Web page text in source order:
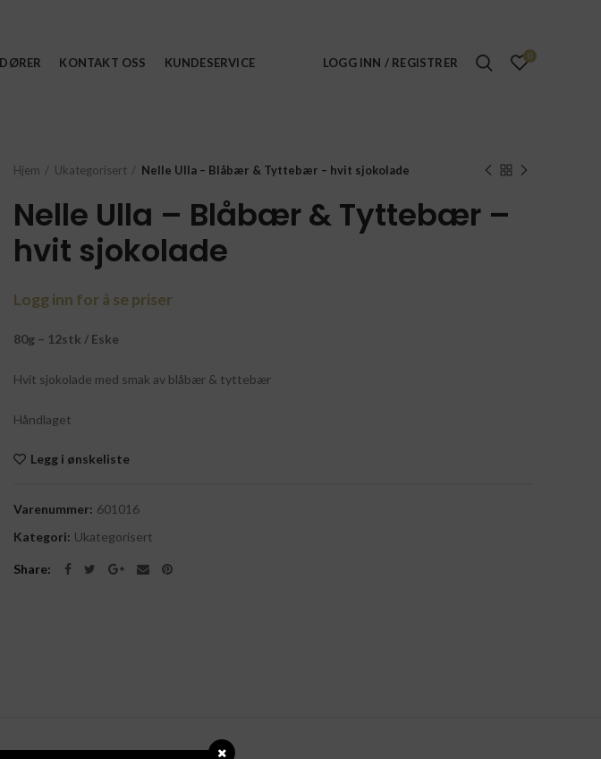
KONTAKT OSS KUNDESERVICE LOGG INN / REGISTRER 0
Hjem Ukategorisert Nelle Ulla – Blåbær & Tyttebær – hvit sjokolade
Nelle Ulla – Blåbær & Tyttebær –
hvit sjokolade
Logg inn for å se priser
80g – 12stk / Eske
Hvit sjokolade med smak av blåbær & tyttebær
Håndlaget
Legg i ønskeliste
Varenummer: 601016
Kategori: Ukategorisert
Share